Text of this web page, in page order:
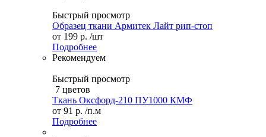
Быстрый просмотр
Образец ткани Армитек Лайт рип-стоп
от 199 р. /шт
Подробнее
Рекомендуем
Быстрый просмотр
7 цветов
Ткань Оксфорд-210 ПУ1000 КМФ
от 91 р. /п.м
Подробнее